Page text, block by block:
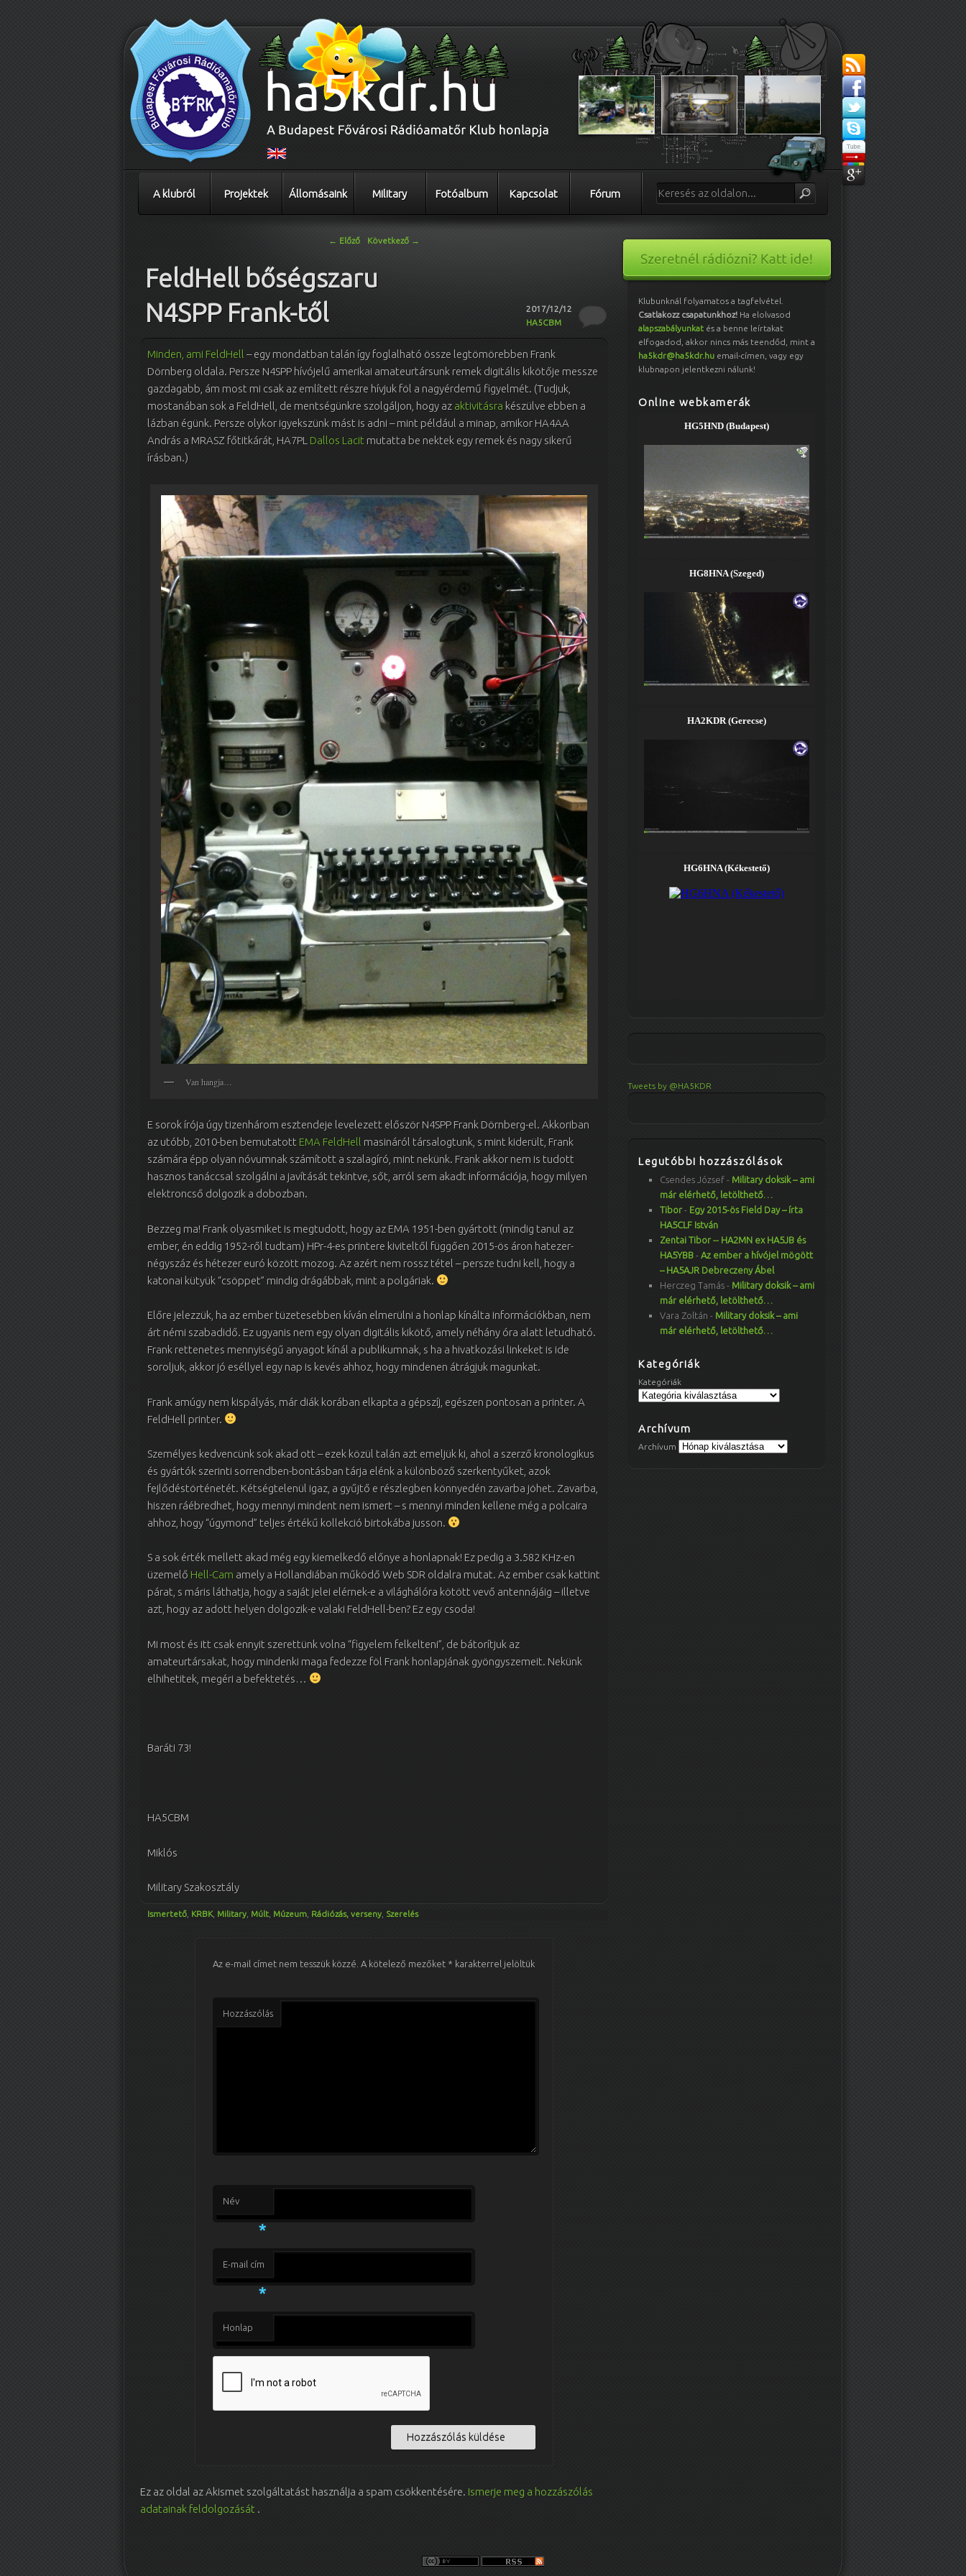
A klubról Projektek Állomásaink Military Fotóalbum Kapcsolat Fórum
← Előző Következő →
FeldHell bőségszaru
N4SPP Frank-től
2017/12/12
HA5CBM
Minden, ami FeldHell – egy mondatban talán így foglalható össze legtömörebben Frank
Dörnberg oldala. Persze N4SPP hívójelű amerikai amateurtársunk remek digitális kikötője messze
gazdagabb, ám most mi csak az említett részre hívjuk föl a nagyérdemű figyelmét. (Tudjuk,
mostanában sok a FeldHell, de mentségünkre szolgáljon, hogy az aktivitásra készülve ebben a
lázban égünk. Persze olykor igyekszünk mást is adni – mint például a minap, amikor HA4AA
András a MRASZ főtitkárát, HA7PL Dallos Lacit mutatta be nektek egy remek és nagy sikerű
írásban.)
Van hangja…
E sorok írója úgy tizenhárom esztendeje levelezett először N4SPP Frank Dörnberg-el. Akkoriban
az utóbb, 2010-ben bemutatott EMA FeldHell masináról társalogtunk, s mint kiderült, Frank
számára épp olyan nóvumnak számított a szalagíró, mint nekünk. Frank akkor nem is tudott
hasznos tanáccsal szolgálni a javítását tekintve, sőt, arról sem akadt információja, hogy milyen
elektroncső dolgozik a dobozban.
Bezzeg ma! Frank olyasmiket is megtudott, hogy az EMA 1951-ben gyártott (mindig tanul az
ember, én eddig 1952-ről tudtam) HPr-4-es printere kiviteltől függően 2015-ös áron hatezer-
négyszáz és hétezer euró között mozog. Az azért nem rossz tétel – persze tudni kell, hogy a
katonai kütyük “csöppet” mindig drágábbak, mint a polgáriak.
Előre jelezzük, ha az ember tüzetesebben kíván elmerülni a honlap kínálta információkban, nem
árt némi szabadidő. Ez ugyanis nem egy olyan digitális kikötő, amely néhány óra alatt letudható.
Frank rettenetes mennyiségű anyagot kínál a publikumnak, s ha a hivatkozási linkeket is ide
soroljuk, akkor jó eséllyel egy nap is kevés ahhoz, hogy mindenen átrágjuk magunkat.
Frank amúgy nem kispályás, már diák korában elkapta a gépszíj, egészen pontosan a printer. A
FeldHell printer.
Személyes kedvencünk sok akad ott – ezek közül talán azt emeljük ki, ahol a szerző kronologikus
és gyártók szerinti sorrendben-bontásban tárja elénk a különböző szerkentyűket, azok
fejlődéstörténetét. Kétségtelenül igaz, a gyűjtő e részlegben könnyedén zavarba jöhet. Zavarba,
hiszen ráébredhet, hogy mennyi mindent nem ismert – s mennyi minden kellene még a polcaira
ahhoz, hogy “úgymond” teljes értékű kollekció birtokába jusson.
S a sok érték mellett akad még egy kiemelkedő előnye a honlapnak! Ez pedig a 3.582 KHz-en
üzemelő Hell-Cam amely a Hollandiában működő Web SDR oldalra mutat. Az ember csak kattint
párat, s máris láthatja, hogy a saját jelei elérnek-e a világhálóra kötött vevő antennájáig – illetve
azt, hogy az adott helyen dolgozik-e valaki FeldHell-ben? Ez egy csoda!
Mi most és itt csak ennyit szerettünk volna “figyelem felkelteni”, de bátorítjuk az
amateurtársakat, hogy mindenki maga fedezze föl Frank honlapjának gyöngyszemeit. Nekünk
elhihetitek, megéri a befektetés…
Baráti 73!
HA5CBM
Miklós
Military Szakosztály
Ismertető KRBK, Military Múlt Múzeum Rádiózás, verseny Szerelés
Az e-mail címet nem tesszük közzé. A kötelező mezőket * karakterrel jelöltük
Hozzászólás
Név
*
E-mail cím
*
Honlap
Ez az oldal az Akismet szolgáltatást használja a spam csökkentésére. Ismerje meg a hozzászólás
adatainak feldolgozását .
Klubunknál folyamatos a tagfelvétel.
Csatlakozz csapatunkhoz! Ha elolvasod
alapszabályunkat és a benne leírtakat
elfogadod, akkor nincs más teendőd, mint a
ha5kdr@ha5kdr.hu email-címen, vagy egy
klubnapon jelentkezni nálunk!
Online webkamerák
Tweets by @HA5KDR
Legutóbbi hozzászólások
Csendes József - Military doksik – ami
már elérhető, letölthető…
Tibor - Egy 2015-ös Field Day – írta
HA5CLF István
Zentai Tibor -- HA2MN ex HA5JB és
HA5YBB - Az ember a hívójel mögött
– HA5AJR Debreczeny Ábel
Herczeg Tamás - Military doksik – ami
már elérhető, letölthető…
Vara Zoltán - Military doksik – ami
már elérhető, letölthető…
Kategóriák
Kategóriák
Archívum
Archívum